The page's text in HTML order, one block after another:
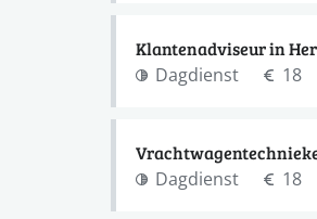
Klantenadviseur in
Dagdienst 18
Dagdienst 18